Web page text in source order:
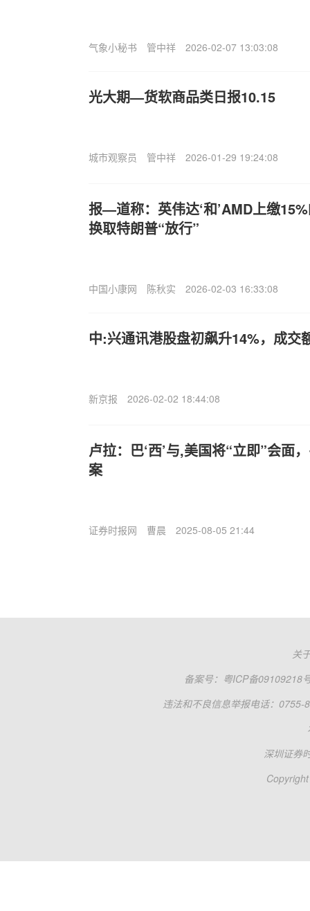
气象小秘书 管中祥 2026-02-07 13:03:08
光大期—货软商品类日报10.15
城市观察员 管中祥 2026-01-29 19:24:08
报—道称：英伟达‘和’AMD上缴
换取特朗普“放行”
中国小康网 陈秋实 2026-02-03 16:33:08
中:兴通讯港股盘初飙升14%，成交
新京报 2026-02-02 18:44:08
卢拉：巴‘西’与,美国将“立即”会面
案
证券时报网 曹晨 2025-08-05 21:44
关
备案号： 粤ICP备09109218
违法和不良信息举报电话：0755-
深圳证券